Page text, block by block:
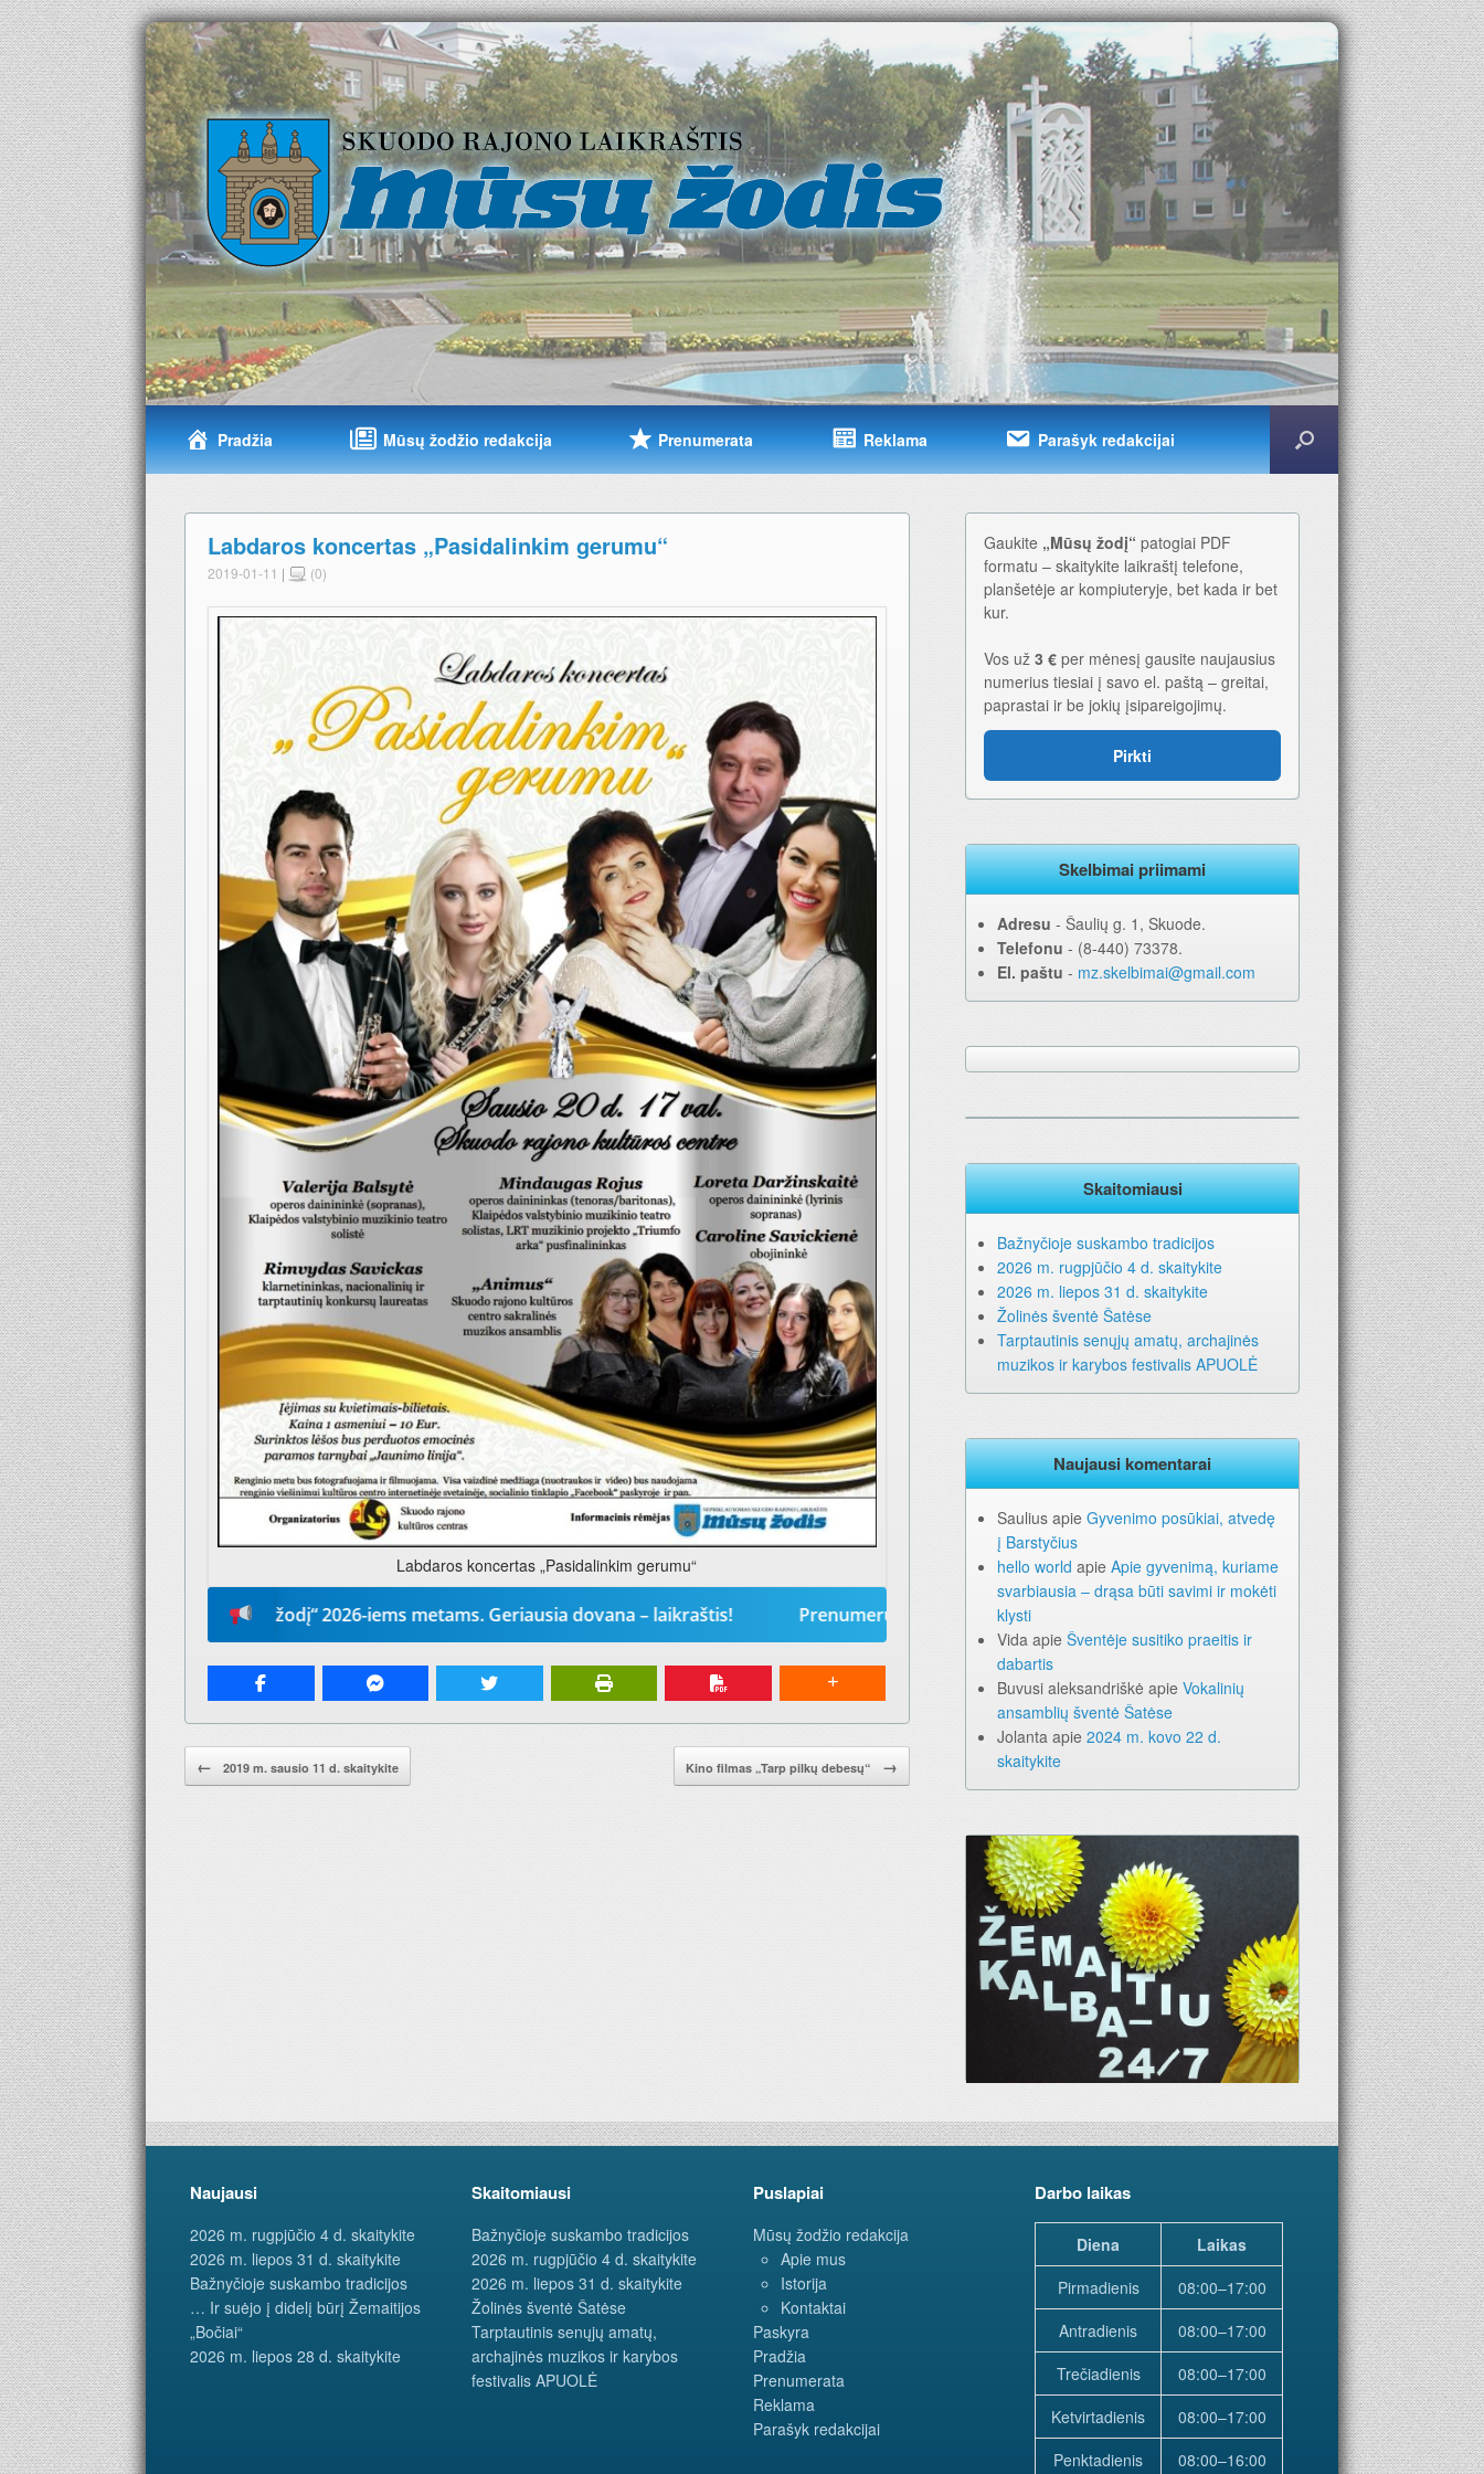
Pradžia Mūsų žodžio redakcija Prenumerata Reklama Parašyk redakcijai
Labdaros koncertas „Pasidalinkim gerumu“
2019-01-11 | (0)
Labdaros koncertas „Pasidalinkim gerumu“
Prenumeruokite „Mūsų žodį“ 2026-iems metams. Geriausia dovana – laikraštis! Prenumeruokite „Mūsų žodį“ 2026-iems metams. Geriausia dovana – laikraštis!
← 2019 m. sausio 11 d. skaitykite Kino filmas „Tarp pilkų debesų“ →
Gaukite „Mūsų žodį“ patogiai PDF
formatu – skaitykite laikraštį telefone,
planšetėje ar kompiuteryje, bet kada ir bet
kur.
Vos už 3 € per mėnesį gausite naujausius
numerius tiesiai į savo el. paštą – greitai,
paprastai ir be jokių įsipareigojimų.
Pirkti
Skelbimai priimami
Adresu ‐ Šaulių g. 1, Skuode.
Telefonu ‐ (8-440) 73378.
El. paštu ‐ mz.skelbimai@gmail.com
Skaitomiausi
Bažnyčioje suskambo tradicijos
2026 m. rugpjūčio 4 d. skaitykite
2026 m. liepos 31 d. skaitykite
Žolinės šventė Šatėse
Tarptautinis senųjų amatų, archajinės
muzikos ir karybos festivalis APUOLĖ
Naujausi komentarai
Saulius apie Gyvenimo posūkiai, atvedę
į Barstyčius
hello world apie Apie gyvenimą, kuriame
svarbiausia – drąsa būti savimi ir mokėti
klysti
Vida apie Šventėje susitiko praeitis ir
dabartis
Buvusi aleksandriškė apie Vokalinių
ansamblių šventė Šatėse
Jolanta apie 2024 m. kovo 22 d.
skaitykite
Naujausi
2026 m. rugpjūčio 4 d. skaitykite
2026 m. liepos 31 d. skaitykite
Bažnyčioje suskambo tradicijos
… Ir suėjo į didelį būrį Žemaitijos
„Bočiai“
2026 m. liepos 28 d. skaitykite
Skaitomiausi
Bažnyčioje suskambo tradicijos
2026 m. rugpjūčio 4 d. skaitykite
2026 m. liepos 31 d. skaitykite
Žolinės šventė Šatėse
Tarptautinis senųjų amatų,
archajinės muzikos ir karybos
festivalis APUOLĖ
Puslapiai
Mūsų žodžio redakcija
Apie mus
Istorija
Kontaktai
Paskyra
Pradžia
Prenumerata
Reklama
Parašyk redakcijai
Darbo laikas
Diena
Laikas
Pirmadienis
08:00–17:00
Antradienis
08:00–17:00
Trečiadienis
08:00–17:00
Ketvirtadienis
08:00–17:00
Penktadienis
08:00–16:00